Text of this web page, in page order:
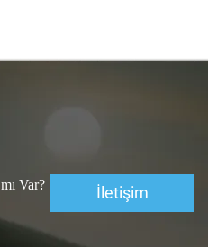
Var? İletişim